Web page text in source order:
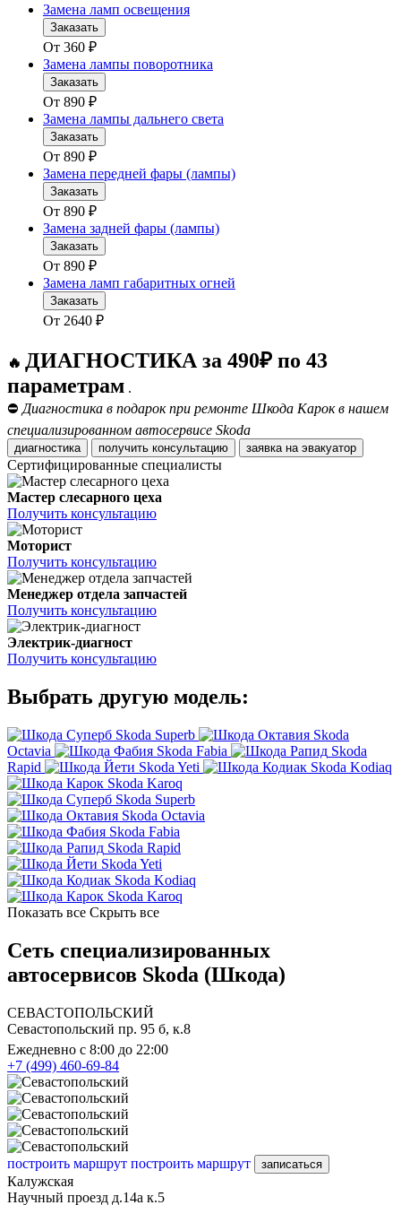
Замена ламп освещения
Заказать
От 360 ₽
Замена лампы поворотника
Заказать
От 890 ₽
Замена лампы дальнего света
Заказать
От 890 ₽
Замена передней фары (лампы)
Заказать
От 890 ₽
Замена задней фары (лампы)
Заказать
От 890 ₽
Замена ламп габаритных огней
Заказать
От 2640 ₽
🔥 ДИАГНОСТИКА за 490₽ по 43
параметрам .
⛔ Диагностика в подарок при ремонте Шкода Карок в нашем
специализированном автосервисе Skoda
диагностика получить консультацию заявка на эвакуатор
Сертифицированные специалисты
Мастер слесарного цеха
Получить консультацию
Моторист
Получить консультацию
Менеджер отдела запчастей
Получить консультацию
Электрик-диагност
Получить консультацию
Выбрать другую модель:
Skoda Superb
Skoda
Octavia
Skoda Fabia
Skoda
Rapid
Skoda Yeti
Skoda Kodiaq
Skoda Karoq
Skoda Superb
Skoda Octavia
Skoda Fabia
Skoda Rapid
Skoda Yeti
Skoda Kodiaq
Skoda Karoq
Показать все Скрыть все
Сеть специализированных
автосервисов Skoda (Шкода)
СЕВАСТОПОЛЬСКИЙ
Севастопольский пр. 95 б, к.8
Ежедневно с 8:00 до 22:00
+7 (499) 460-69-84
построить маршрут построить маршрут записаться
Калужская
Научный проезд д.14а к.5